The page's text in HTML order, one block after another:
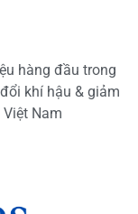
hàng đầu trong
khí hậu & giảm
Nam